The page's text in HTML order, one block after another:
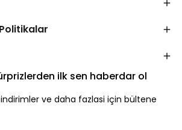
ilk sen haberdar ol
ve daha fazlasi için bültene